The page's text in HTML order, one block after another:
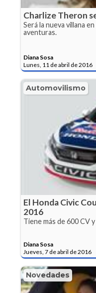
Charlize Theron
Será la nueva villana
aventuras.
Diana Sosa
Lunes, 11 de abril de 2016
Automovilismo
El Honda Civic
2016
Tiene más de 600 CV
Diana Sosa
Jueves, 7 de abril de 2016
Novedades